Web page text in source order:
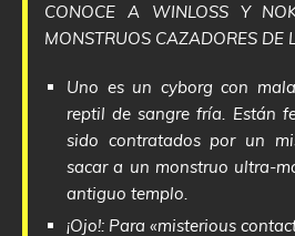
CONOCE A WINLOSS Y
MONSTRUOS CAZADORES DE
Uno es un cyborg con
reptil de sangre fría. Están
sido contratados por un
sacar a un monstruo ultra-
antiguo templo.
¡Ojo!: Para «misterious